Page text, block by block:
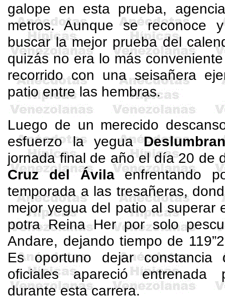
galope en esta prueba,
metros. Aunque se reconoce
buscar la mejor prueba del
quizás no era lo más
recorrido con unaseisañera
patio entre las hembras.
Luego de un merecido
esfuerzo la yegua
jornada final de año el día 20 de
Cruz del Ávilaenfrentando
temporada a las tresañeras,
mejor yegua del patio al superar
potra ReinaHerpor solo
Andare, dejando tiempo de
Es oportuno dejar
oficiales apareció
durante esta carrera.